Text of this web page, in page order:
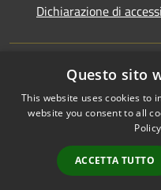
Dichiarazione di
RSS
Accessibilità
Mappa del sito
Questo sito
This website uses cookies to
website you consent to all
ACCETTA TUTTO